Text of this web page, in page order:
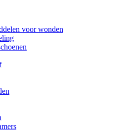
voor wonden